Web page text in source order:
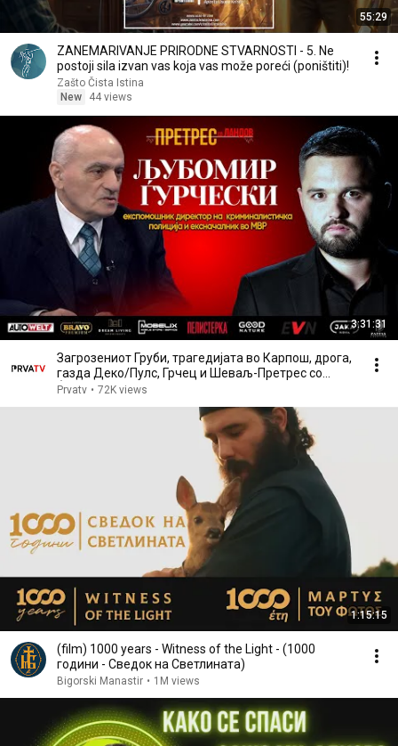
55:29
ZANEMARIVANJE PRIRODNE STVARNOSTI - 5. Ne
postoji sila izvan vas koja vas može poreći (poništiti)!
Zašto Čista Istina
New
44 views
3:31:31
Загрозениот Груби, трагедијата во Карпош, дрога,
газда Деко/Пулс, Грчец и Шеваљ-Претрес со
Ѓурчески
Prvatv • 72K views
1:15:15
(film) 1000 years - Witness of the Light - (1000
години - Сведок на Светлината)
Bigorski Manastir • 1M views